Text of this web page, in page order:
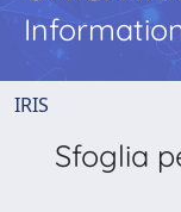
IRIS
Sfoglia